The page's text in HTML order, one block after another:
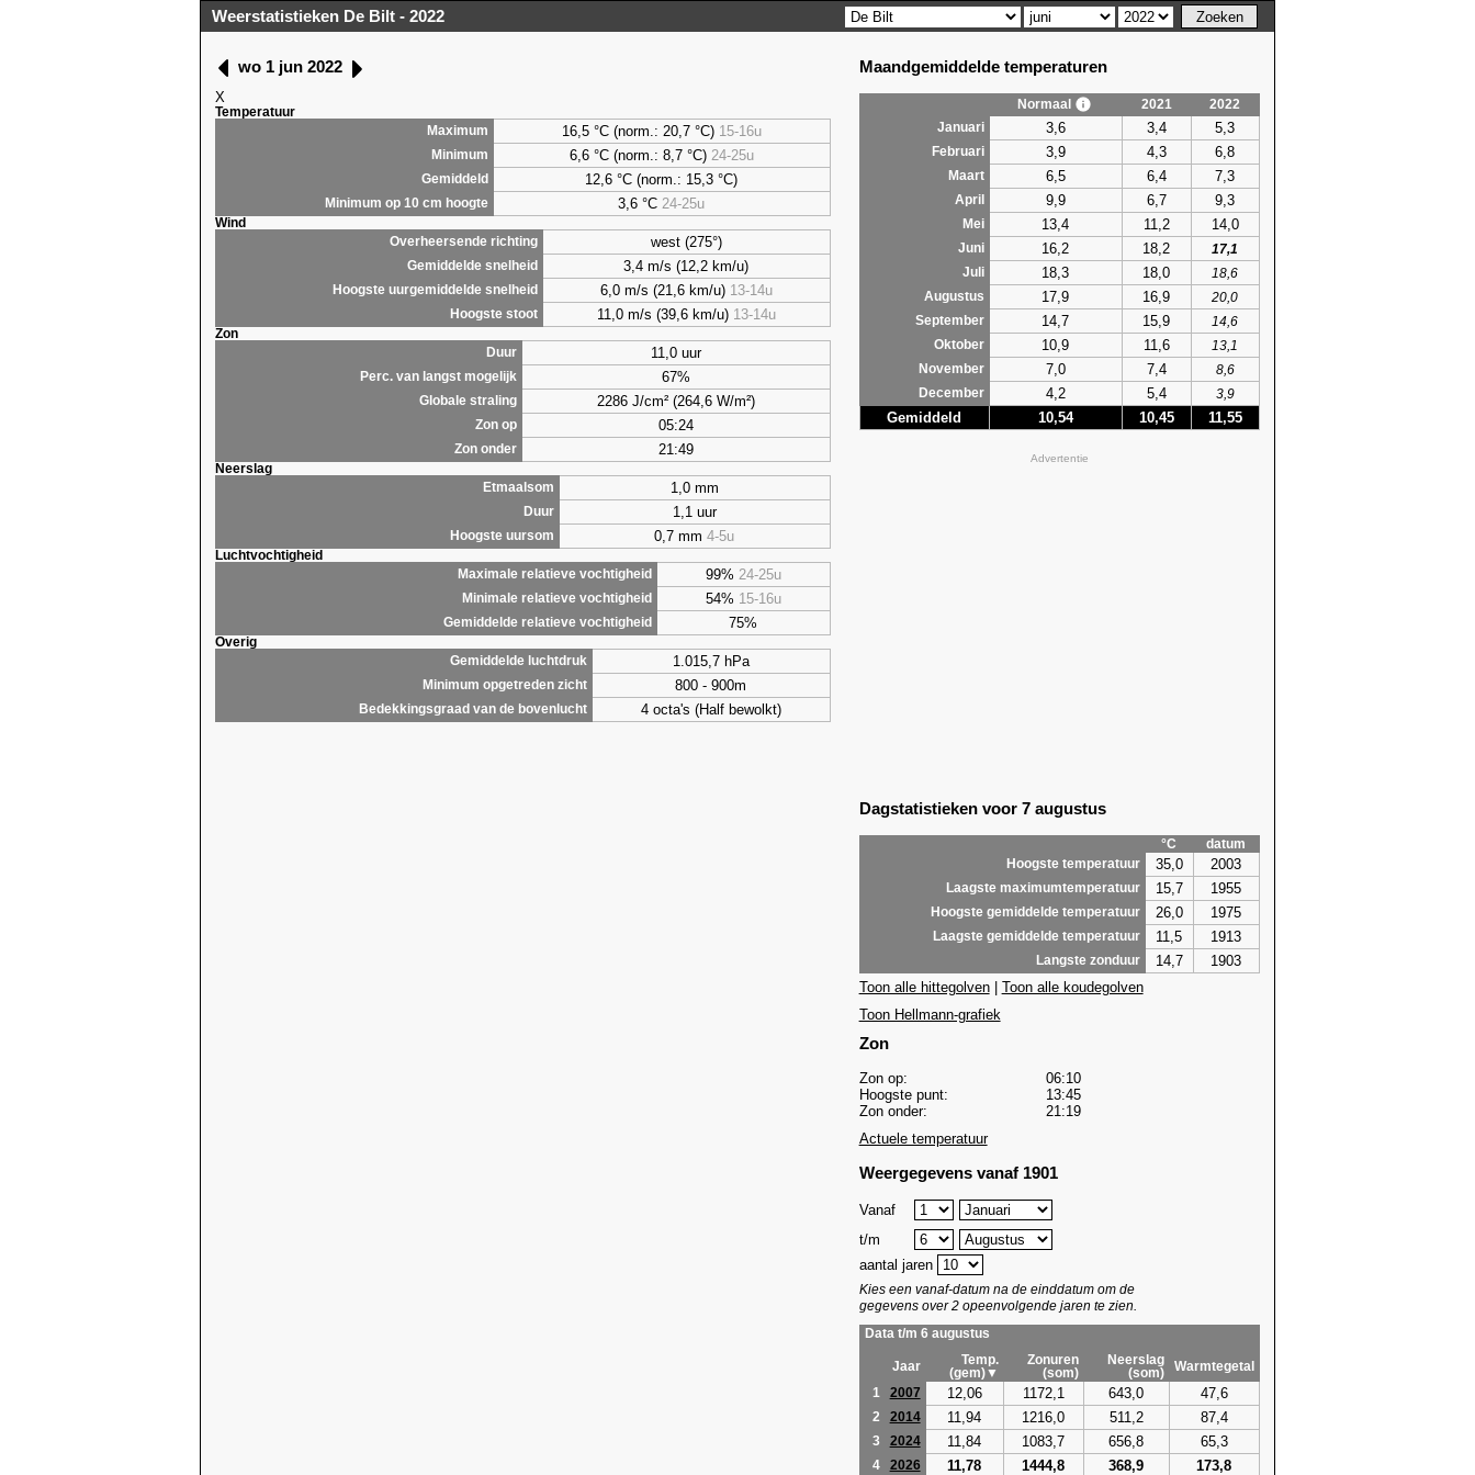
Weerstatistieken De Bilt - 2022
wo 1 jun 2022
X
Temperatuur
Maximum
16,5 °C (norm.: 20,7 °C) 15-16u
Minimum 6,6°C (norm.: 8,7 °C) 24-25u
Gemiddeld 12,6 °C (norm.: 15,3 °C)
Minimum op 10 cm hoogte 3,6 °C 24-25u
Wind
Overheersende richting
west (275°)
Gemiddelde snelheid 3,4 m/s (12,2 km/u)
Hoogste uurgemiddelde snelheid 6,0 m/s (21,6 km/u) 13-14u
Hoogste stoot 11,0 m/s (39,6 km/u) 13-14u
Zon
Duur
11,0 uur
Perc. van langst mogelijk 67%
Globale straling 2286 J/cm² (264,6 W/m²)
Zon op 05:24
Zon onder 21:49
Neerslag
Etmaalsom
1,0 mm
Duur 1,1 uur
Hoogste uursom 0,7 mm4-5u
Luchtvochtigheid
Maximale relatieve vochtigheid
99% 24-25u
Minimale relatieve vochtigheid 54% 15-16u
Gemiddelde relatieve vochtigheid 75%
Overig
Gemiddelde luchtdruk
1.015,7 hPa
Minimum opgetreden zicht 800 - 900m
Bedekkingsgraad van de bovenlucht 4 octa's (Half bewolkt)
Maandgemiddelde temperaturen
Normaal 2021
2022
Januari
3,6 3,4 5,3
Februari 3,9 4,3 6,8
Maart 6,5 6,4 7,3
April 9,9 6,7 9,3
Mei 13,4 11,2 14,0
Juni 16,2 18,2
17,1
Juli
18,3 18,0
18,6
Augustus
17,9 16,9
20,0
September
14,7 15,9
14,6
Oktober
10,9 11,6
13,1
November
7,0 7,4
8,6
December
4,2 5,4 3,9
Gemiddeld 10,54 10,45 11,55
Advertentie
Dagstatistieken voor 7 augustus
°C
datum
Hoogste temperatuur
35,0 2003
Laagste maximumtemperatuur 15,7 1955
Hoogste gemiddelde temperatuur 26,0 1975
Laagste gemiddelde temperatuur 11,5 1913
Langste zonduur 14,7
1903
Toon alle hittegolven| Toon alle koudegolven
Toon Hellmann-grafiek
Zon
Zon op:
06:10
Hoogste punt:
13:45
Zon onder:
21:19
Actuele temperatuur
Weergegevens vanaf 1901
Vanaf
t/m
aantal jaren
Kies een vanaf-datum na de einddatum om de
gegevens over 2 opeenvolgende jaren te zien.
Data t/m 6 augustus
Jaar
Temp.
(gem)▼
Zonuren
(som)
Neerslag
(som)
Warmtegetal
1
2007 12,06 1172,1 643,0 47,6
2 2014 11,94 1216,0 511,2 87,4
3 2024 11,84 1083,7 656,8 65,3
4 2026 11,78 1444,8 368,9 173,8